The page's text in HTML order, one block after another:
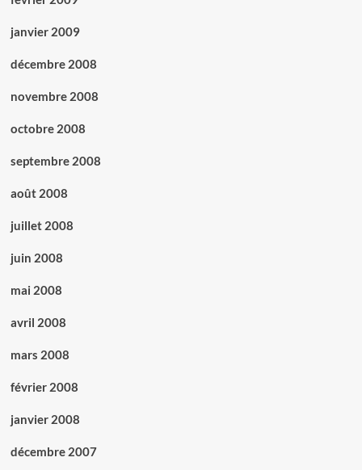
janvier 2009
décembre 2008
novembre 2008
octobre 2008
septembre 2008
août 2008
juillet 2008
juin 2008
mai 2008
avril 2008
mars 2008
février 2008
janvier 2008
décembre 2007